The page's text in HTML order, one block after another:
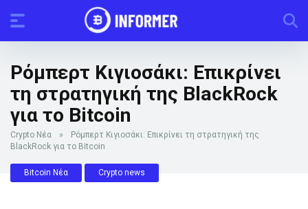
Ρόμπερτ Κιγιοσάκι: Επικρίνει
τη στρατηγική της BlackRock
για το Bitcoin
Crypto Νέα »
Ρόμπερτ Κιγιοσάκι: Επικρίνει τη στρατηγική της
BlackRock για το Bitcoin
Bitcoin Νέα Crypto news